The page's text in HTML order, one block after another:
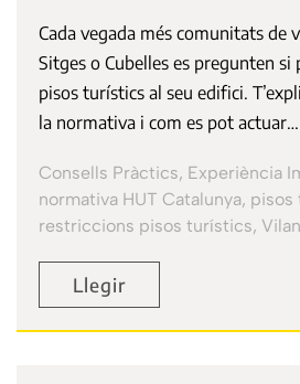
Cada vegada més comunitats de
Sitges o Cubelles es pregunten
pisos turístics al seu edifici.
la normativa i com es pot actuar…
Consells Pràctics, Experiència
normativa HUT Catalunya,
restriccions pisos turístics,
Llegir